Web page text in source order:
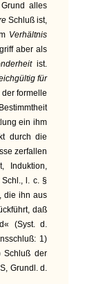
alles
Schluß ist,
Verhältnis
aber als
ist.
für
formelle
ein ihm
durch die
zerfallen
Induktion,
l. c. §
die ihn aus
daß
(Syst. d.
1)
Schluß der
Grundl. d.